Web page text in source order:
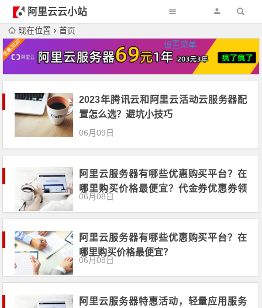
阿里云云小站
设置菜单
现在位置 首页
2023年腾讯云和阿里云活动云服务器配
置怎么选？避坑小技巧
06月09日
阿里云服务器有哪些优惠购买平台？在
哪里购买价格最便宜？代金券优惠券领
取
06月08日
阿里云服务器有哪些优惠购买平台？在
哪里购买价格最便宜？
06月08日
阿里云服务器特惠活动，轻量应用服务